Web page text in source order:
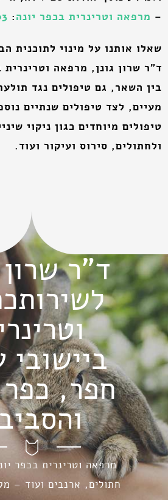
– מרפאה וטרינרית בכפר יונה:
שאלו אותנו על מינוי לתוכנית
ד"ר שרון גונן, מרפאה
בין השאר, גם טיפולים נגד
מעיים, לצד טיפולים שנתיים
טיפולים מיוחדים כגון ניקוי
ולחתולים, סירוס ועיקור ועוד.
ד"ר שרון
חפר, כפר
מרפאה וטרינרית בכפר
חתולים, ארנבים ועוד –